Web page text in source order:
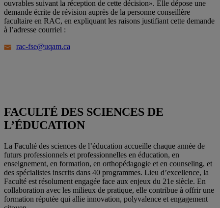
ouvrables suivant la réception de cette décision». Elle dépose une
demande écrite de révision auprès de la personne conseillère
facultaire en RAC, en expliquant les raisons justifiant cette demande
à l’adresse courriel :
rac-fse@uqam.ca
FACULTÉ DES SCIENCES DE
L’ÉDUCATION
La Faculté des sciences de l’éducation accueille chaque année de
futurs professionnels et professionnelles en éducation, en
enseignement, en formation, en orthopédagogie et en counseling, et
des spécialistes inscrits dans 40 programmes. Lieu d’excellence, la
Faculté est résolument engagée face aux enjeux du 21e siècle. En
collaboration avec les milieux de pratique, elle contribue à offrir une
formation réputée qui allie innovation, polyvalence et engagement